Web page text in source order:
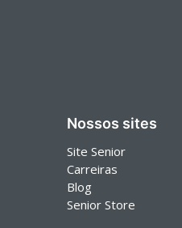
Nossos sites
Site Senior
Carreiras
Blog
Senior Store